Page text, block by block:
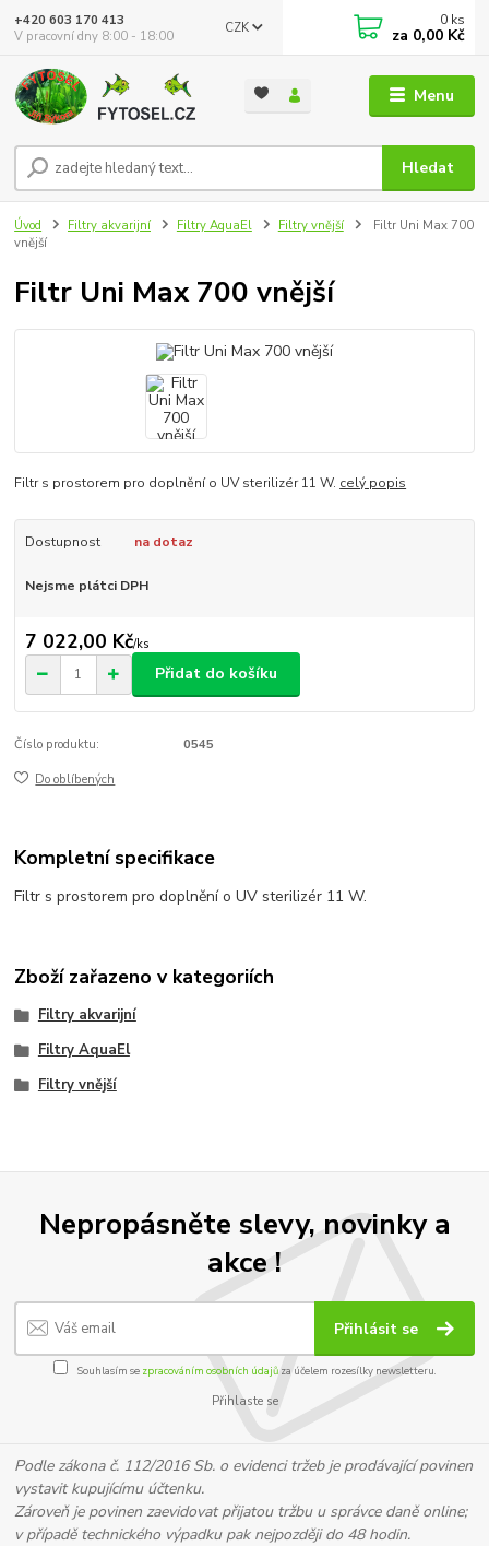
Menu
CZK
Hledat
+420 603 170 413
V pracovní dny 8:00 - 18:00
0 ks
za 0,00 Kč
Úvod Filtry akvarijní Filtry AquaEl Filtry vnější
Filtr Uni Max 700
vnější
Filtr Uni Max 700 vnější
Filtr s prostorem pro doplnění o UV sterilizér 11 W. celý popis
Dostupnost na dotaz
Nejsme plátci DPH
7 022,00 Kč/ks
Přidat do košíku
Číslo produktu: 0545
Do oblíbených
Kompletní specifikace
Filtr s prostorem pro doplnění o UV sterilizér 11 W.
Zboží zařazeno v kategoriích
Filtry akvarijní
Filtry AquaEl
Filtry vnější
Nepropásněte slevy, novinky a
akce !
Přihlásit se
Souhlasím se zpracováním osobních údajůza účelem rozesílky newsletteru.
Přihlaste se
Podle zákona č. 112/2016 Sb. o evidenci tržeb je prodávající povinen
vystavit kupujícímu účtenku.
Zároveň je povinen zaevidovat přijatou tržbu u správce daně online;
v případě technického výpadku pak nejpozději do 48 hodin.